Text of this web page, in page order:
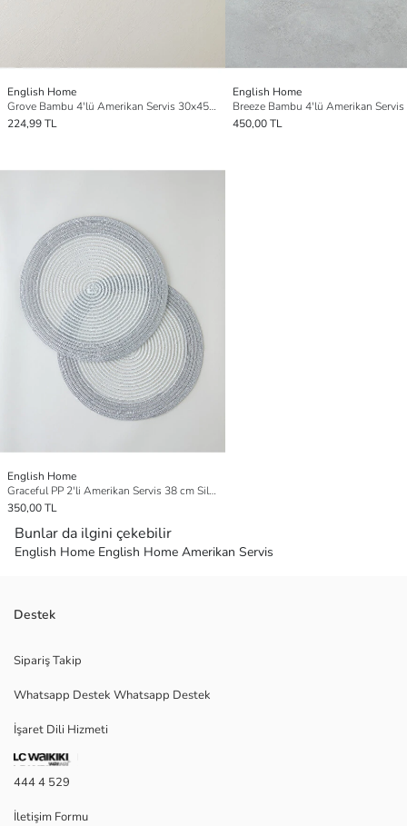
English Home
Grove Bambu 4'lü Amerikan Servis 30x45 cm Siyah
224,99 TL
English Home
450,00 TL
English Home
Graceful PP 2'li Amerikan Servis 38 cm Silver
350,00 TL
Bunlar da ilgini çekebilir
English Home English Home Amerikan Servis
Destek
Sipariş Takip
Whatsapp Destek Whatsapp Destek
İşaret Dili Hizmeti
444 4 529
İletişim Formu